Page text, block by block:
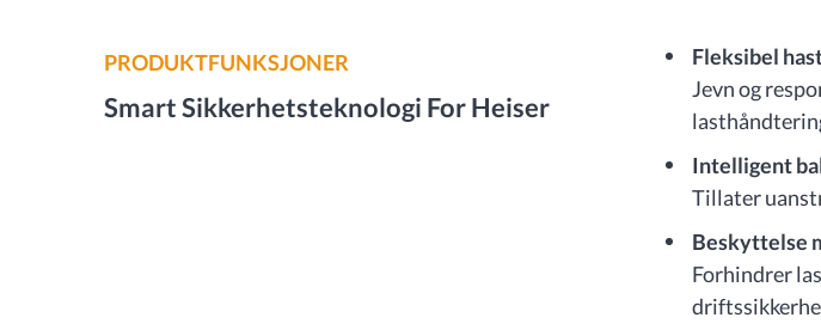
PRODUKTFUNKSJONER
Smart Sikkerhetsteknologi For Heiser
Fleksibel
Jevn og
Intelligent
Tillater
Beskyttelse
Forhindrer